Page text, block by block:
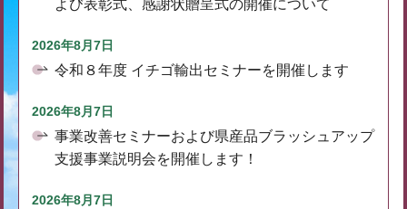
よび表彰式、感謝状贈呈式の開催について
2026年8月7日
令和８年度 イチゴ輸出セミナーを開催します
2026年8月7日
事業改善セミナーおよび県産品ブラッシュアップ
支援事業説明会を開催します！
2026年8月7日